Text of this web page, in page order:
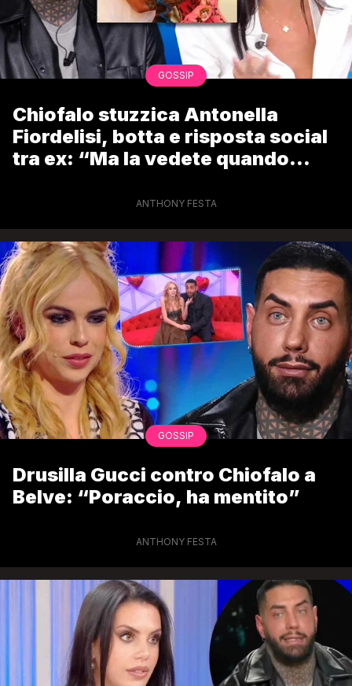
GOSSIP
Chiofalo stuzzica Antonella
Fiordelisi, botta e risposta social
tra ex: “Ma la vedete quando
ANTHONY FESTA
GOSSIP
Drusilla Gucci contro Chiofalo a
Belve: “Poraccio, ha mentito”
ANTHONY FESTA